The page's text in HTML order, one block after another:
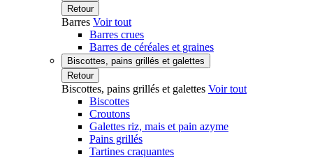
Retour
Barres Voir tout
Barres crues
Barres de céréales et graines
Biscottes, pains grillés et galettes
Retour
Biscottes, pains grillés et galettes Voir tout
Biscottes
Croutons
Galettes riz, mais et pain azyme
Pains grillés
Tartines craquantes